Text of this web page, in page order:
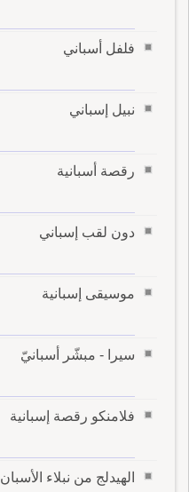
فلفل أسباني
نبيل إسباني
رقصة أسبانية
دون لقب إسباني
موسيقى إسبانية
سيرا - مبشّر أسبانيّ
فلامنكو رقصة إسبانية
الهيدلج من نبلاء الأسبان